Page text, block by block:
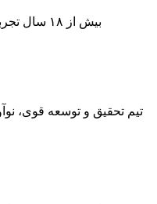
بیش از ۱۸ سال تجربه در ارائه راهکارهای سفارشی
تیم تحقیق و توسعه قوی،